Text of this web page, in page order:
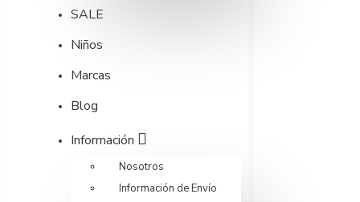
SALE
Niños
Marcas
Blog
Información
Nosotros
Información de Envío